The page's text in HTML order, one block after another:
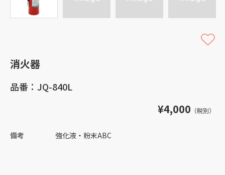
消火器
品番：JQ-840L
¥4,000 （税別）
備考 強化液・粉末ABC